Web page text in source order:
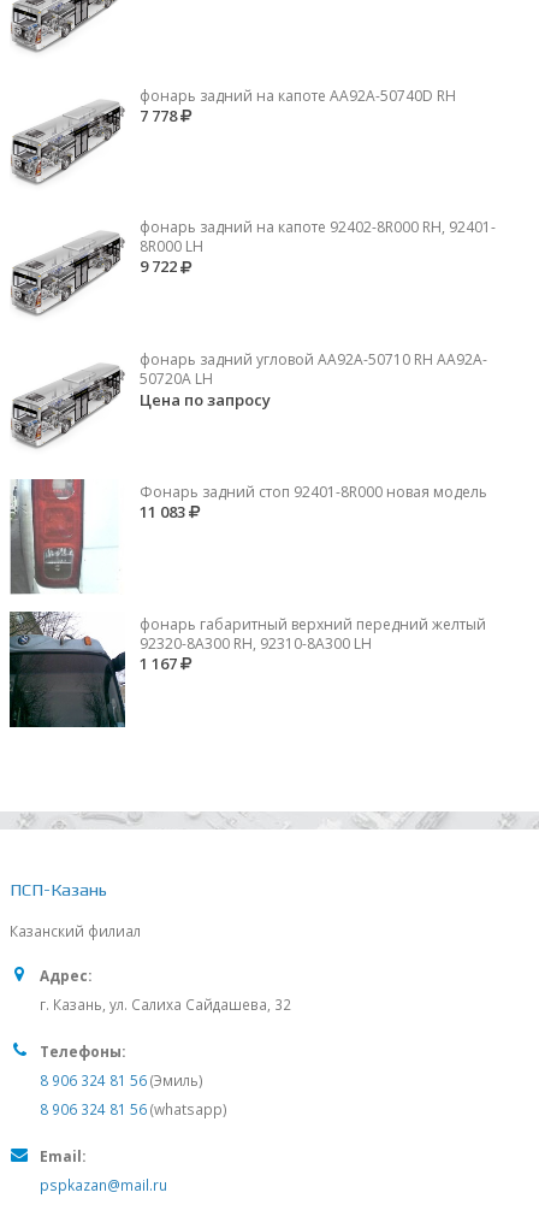
фонарь задний на капоте AA92A-50740D RH
7 778
фонарь задний на капоте 92402-8R000 RH, 92401-
8R000 LH
9 722
фонарь задний угловой AA92A-50710 RH AA92A-
50720A LH
Цена по запросу
Фонарь задний стоп 92401-8R000 новая модель
11 083
фонарь габаритный верхний передний желтый
92320-8A300 RH, 92310-8А300 LH
1 167
ПСП-Казань
Казанский филиал
Адрес:
г. Казань, ул. Салиха Сайдашева, 32
Телефоны:
8 906 324 81 56(Эмиль)
8 906 324 81 56(whatsapp)
Email:
pspkazan@mail.ru